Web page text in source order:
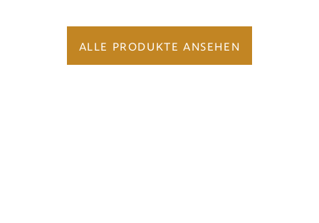
ALLE PRODUKTE ANSEHEN